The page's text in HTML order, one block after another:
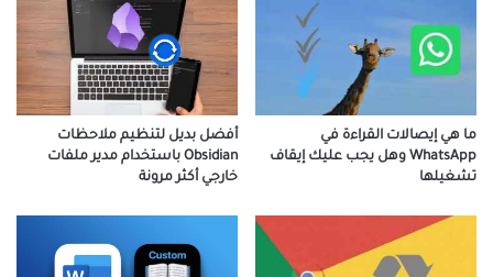
ما هي إيصالات القراءة في
WhatsApp وهل يجب عليك إيقاف
تشغيلها
أفضل بديل لتنظيم ملاحظات
Obsidian باستخدام مدير ملفات
خارجي أكثر مرونة